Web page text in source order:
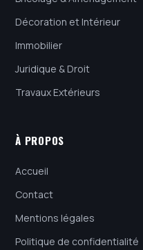
Décoration et Intérieur
Immobilier
Juridique & Droit
Travaux Extérieurs
À PROPOS
Accueil
Contact
Mentions légales
Politique de confidentialité